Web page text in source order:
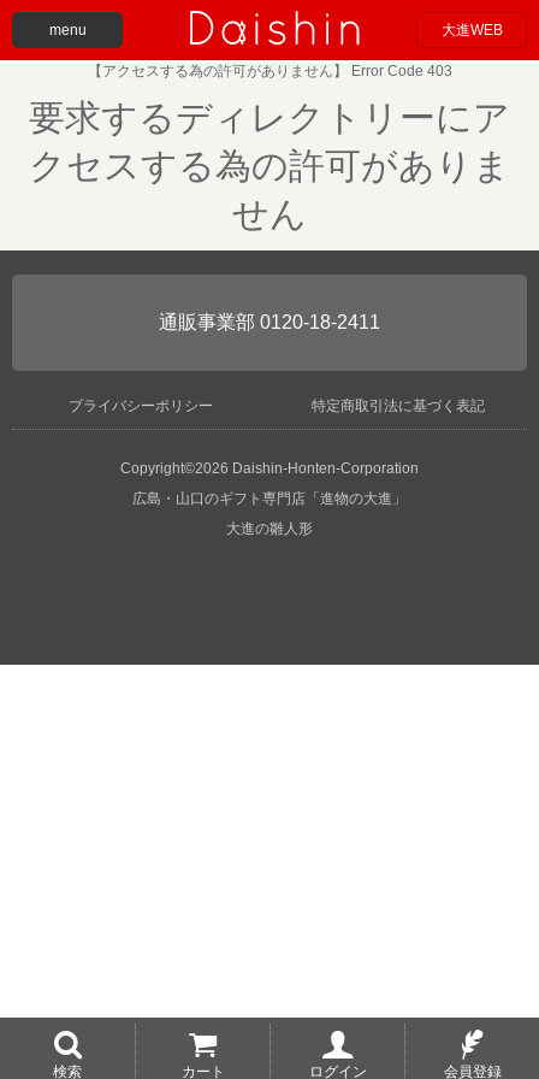
menu 大進WEB
検索 カート ログイン 会員登録
【アクセスする為の許可がありません】 Error Code 403
要求するディレクトリーにア
クセスする為の許可がありま
せん
0120-18-2411
プライバシーポリシー 特定商取引法に基づく表記
Copyright©2026 Daishin-Honten-Corporation
広島・山口のギフト専門店「進物の大進」
大進の雛人形